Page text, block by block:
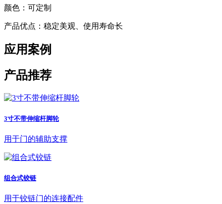
颜色：可定制
产品优点：稳定美观、使用寿命长
应用案例
产品推荐
3寸不带伸缩杆脚轮
用于门的辅助支撑
组合式铰链
用于铰链门的连接配件